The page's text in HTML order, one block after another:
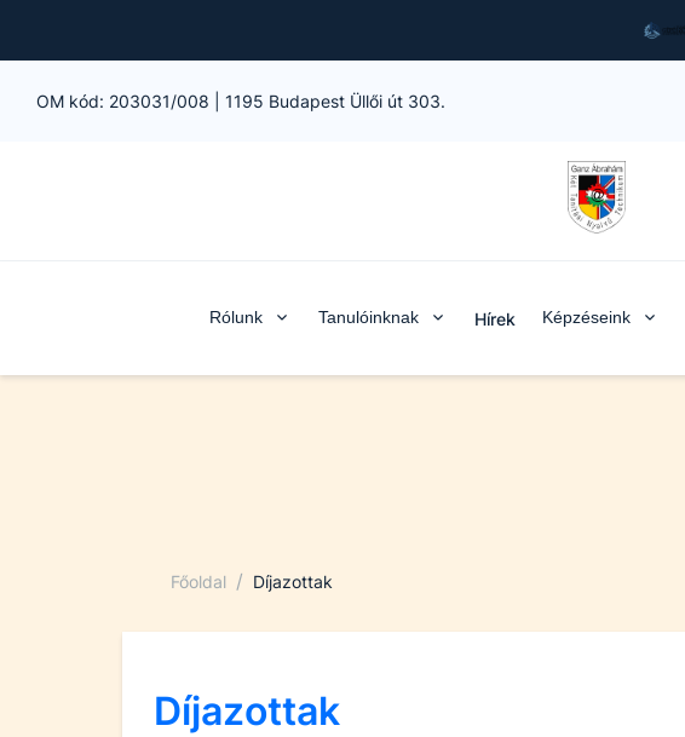
OM kód: 203031/008 1195 Budapest Üllői út 303.
Rólunk Tanulóinknak Hírek Képzéseink
Főoldal / Díjazottak
Díjazottak